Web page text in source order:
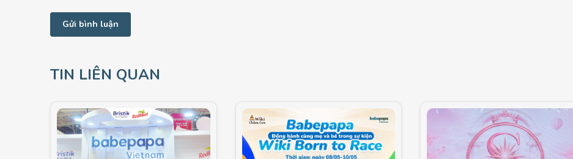
TIN LIÊN QUAN